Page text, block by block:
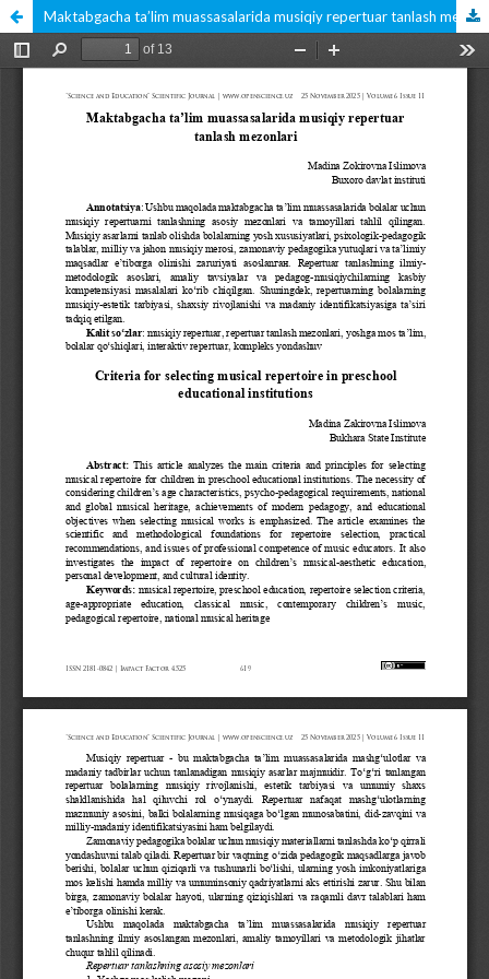
Maktabgacha ta’lim muassasalarida musiqiy repertuar tanlash mezonlari